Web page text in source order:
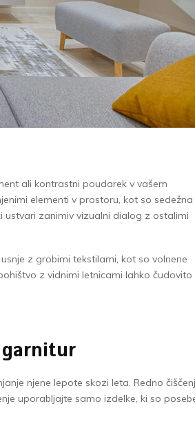
ali kontrastni poudarek v vašem
elementi v prostoru, kot so sedežna
ustvari zanimiv vizualni dialog z ostalimi
z grobimi tekstilami, kot so volnene
z vidnimi letnicami lahko čudovito
njene lepote skozi leta. Redno
uporabljajte samo izdelke, ki so